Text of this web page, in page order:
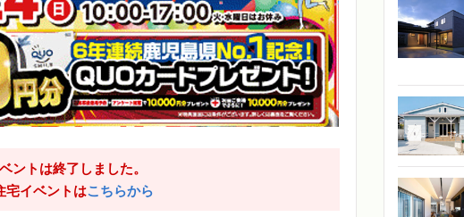
ントは終了しました。
宅イベントはこちらから